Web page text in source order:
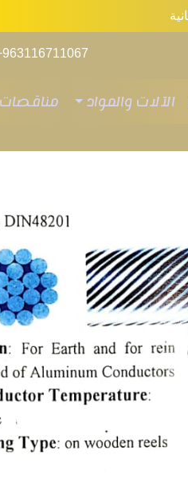
الآلات والمواد مناقصات